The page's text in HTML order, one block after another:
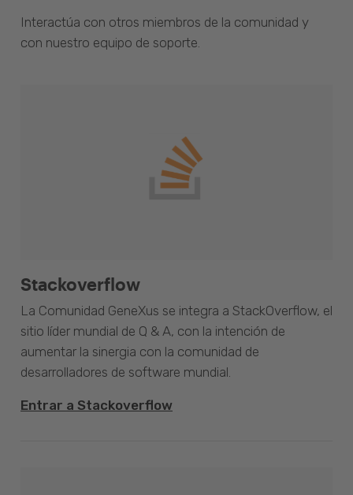
Interactúa con otros miembros de la comunidad y
con nuestro equipo de soporte.
Stackoverflow
La Comunidad GeneXus se integra a StackOverflow, el
sitio líder mundial de Q & A, con la intención de
aumentar la sinergia con la comunidad de
desarrolladores de software mundial.
Entrar a Stackoverflow